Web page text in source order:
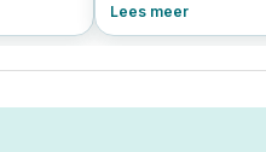
kunt
populair bij
Woodies zo’n
Lees meer